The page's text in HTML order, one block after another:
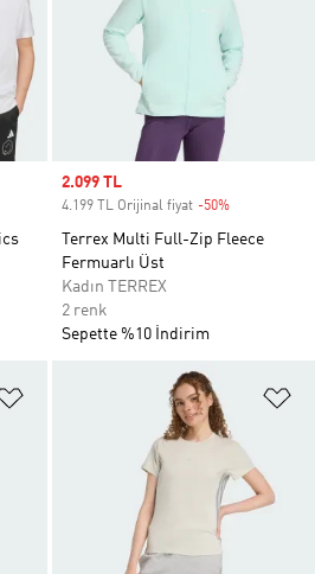
Sale price
2.099 TL
4.199 TL Orijinal fiyat -50%
Terrex Multi Full-Zip Fleece
Fermuarlı Üst
Kadın TERREX
2 renk
Sepette %10 İndirim
Favori Listesine Ekle